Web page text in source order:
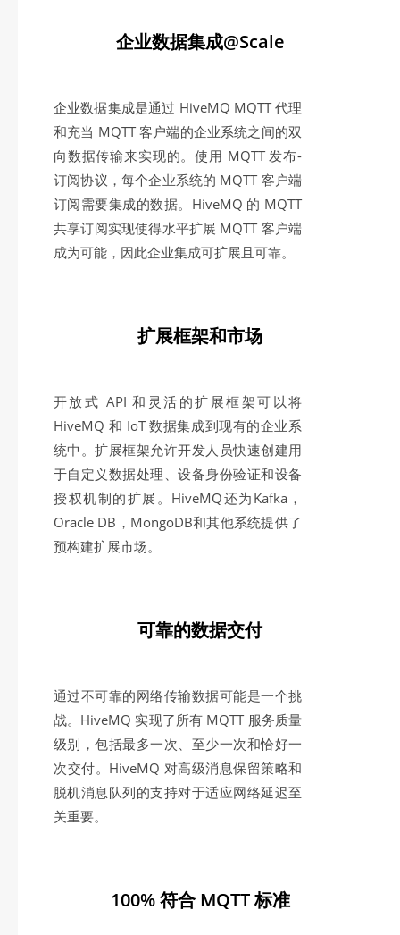
企业数据集成@Scale
企业数据集成是通过 HiveMQ MQTT 代理
和充当 MQTT 客户端的企业系统之间的双
向数据传输来实现的。使用 MQTT 发布-
订阅协议，每个企业系统的 MQTT 客户端
订阅需要集成的数据。HiveMQ 的 MQTT
共享订阅实现使得水平扩展 MQTT 客户端
成为可能，因此企业集成可扩展且可靠。
扩展框架和市场
开放式 API 和灵活的扩展框架可以将
HiveMQ 和 IoT 数据集成到现有的企业系
统中。扩展框架允许开发人员快速创建用
于自定义数据处理、设备身份验证和设备
授权机制的扩展。HiveMQ还为Kafka，
Oracle DB，MongoDB和其他系统提供了
预构建扩展市场。
可靠的数据交付
通过不可靠的网络传输数据可能是一个挑
战。HiveMQ 实现了所有 MQTT 服务质量
级别，包括最多一次、至少一次和恰好一
次交付。HiveMQ 对高级消息保留策略和
脱机消息队列的支持对于适应网络延迟至
关重要。
100% 符合 MQTT 标准